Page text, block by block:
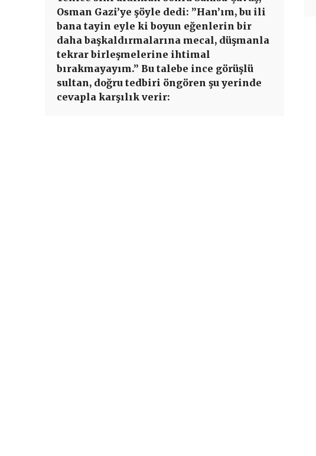
Osman Gazi’ye şöyle dedi: ”Han’ım, bu ili
bana tayin eyle ki boyun eğenlerin bir
daha başkaldırmalarına mecal, düşmanla
tekrar birleşmelerine ihtimal
bırakmayayım.” Bu talebe ince görüşlü
sultan, doğru tedbiri öngören şu yerinde
cevapla karşılık verir: